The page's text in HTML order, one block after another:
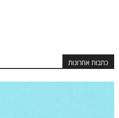
כתבות אחרונות